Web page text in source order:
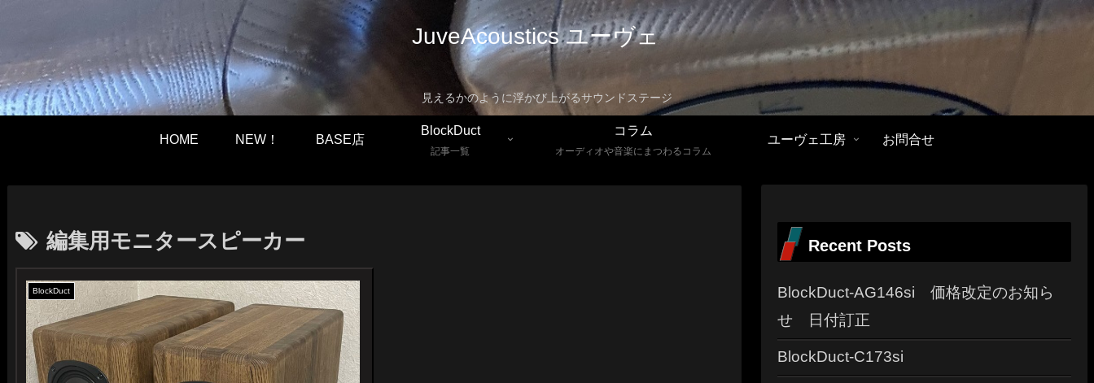
JuveAcoustics ユーヴェ
見えるかのように浮かび上がるサウンドステージ
HOME NEW！ BASE店
BlockDuct
記事一覧
コラム
オーディオや音楽にまつわるコラム
ユーヴェ工房 お問合せ
編集用モニタースピーカー
BlockDuct
Recent Posts
BlockDuct-AG146si 価格改定のお知ら
せ 日付訂正
BlockDuct-C173si